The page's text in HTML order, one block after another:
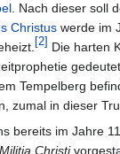
. Nach dieser soll
Christus werde im
[2] Die harten
Tempelberg
zumal in dieser
bereits im Jahre
Militia Christi